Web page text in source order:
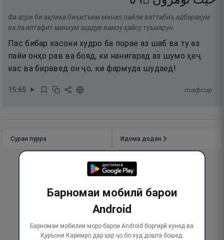
Фа асри би аҳлика биқитъим минал лайли ваттабиъ адбараҳум
ва ла ялтафит минкум аҳадув вамзу ҳайсу туъмарун.
Пас бибар касони худро ба порае аз шаб ва ту аз
пайи онҳо рав ва бояд, ки нанигарад аз шумо ҳеҷ
кас ва биравед он ҷо, ки фармуда шудаед!
15:65 тафсир
Сураи пурра Идома додан
Барномаи мобилӣ барои
Android
Барномаи мобилии моро барои Android боргирӣ кунед ва
Қуръони Каримро дар ҳар ҷо бо худ дошта бошед.